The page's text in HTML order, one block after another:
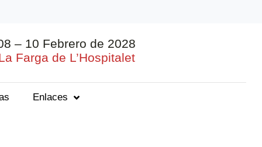
– 10 Febrero de 2028
Farga de L’Hospitalet
Enlaces